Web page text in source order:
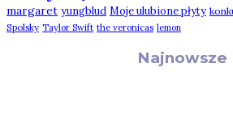
margaret yungblud Moje ulubione płyty
Spolsky Taylor Swift the veronicas lemon
Najnowsze